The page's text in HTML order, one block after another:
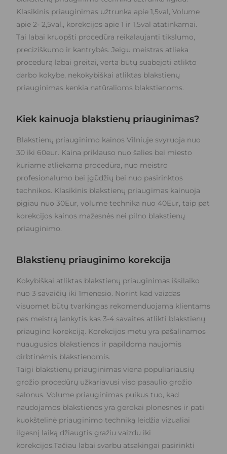
Klasikinis priauginimas užtrunka apie 1,5val, Volume
apie 2- 2,5val., korekcijos apie 1 ir 1,5val atatinkamai.
Tai labai kruopšti procedūra reikalaujanti tikslumo,
preciziškumo ir kantrybės. Jeigu meistras atlieka
procedūrą labai greitai, verta būtų suabejoti atlikto
darbo kokybe, nekokybiškai atliktas blakstienų
priauginimas kenkia natūralioms blakstienoms.
Kiek kainuoja blakstienų priauginimas?
Blakstienų priauginimo kainos Vilniuje svyruoja nuo
30 iki 60eur. Kaina priklauso nuo šalies bei miesto
kuriame atliekama procedūra, nuo meistro
profesionalumo bei įgūdžių bei nuo pasirinktos
technikos. Klasikinis blakstienų priaugimas kainuoja
pigiau nuo 30Eur, volume technika nuo 40Eur, taip pat
korekcijos kainos mažesnės nei pilno blakstienų
priauginimo.
Blakstienų priauginimo korekcija
Kokybiškai atliktas blakstienų priauginimas išsilaiko
nuo 3 savaičių iki 1mėnesio. Norint kad vaizdas
visuomet būtų tvarkingas rekomenduojama klientams
pas meistrą lankytis kas 3-4 savaites atlikti blakstienų
priaugino korekciją. Korekcijos metu yra pašalinamos
nuaugusios blakstienos ir papildoma naujomis
dirbtinėmis blakstienomis.
Taigi blakstienų priauginimas viena populiariausių
grožio procedūrų užkariavusi viso pasaulio grožio
salonus. Volume priauginimas puikus tuo, kad
naudojamos blakstienos yra gerokai plonesnės ir pati
kuokštelinė priauginimo techniką leidžia vizualiai
ilgesnį laiką džiaugtis gražiu vaizdu iki
korekcijos.Tačiau labai svarbu atsakingai pasirinkti